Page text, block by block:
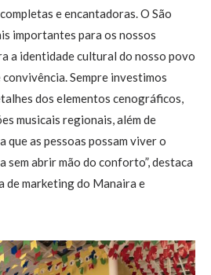
e encantadoras. O São
importantes para os nossos
a identidade cultural do nosso povo
Sempre investimos
dos elementos cenográficos,
musicais regionais, além de
que as pessoas possam viver o
sem abrir mão do conforto”, destaca
de marketing do Manaira e